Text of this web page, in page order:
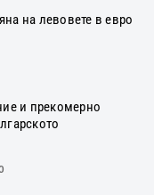
на левовете в евро
и прекомерно